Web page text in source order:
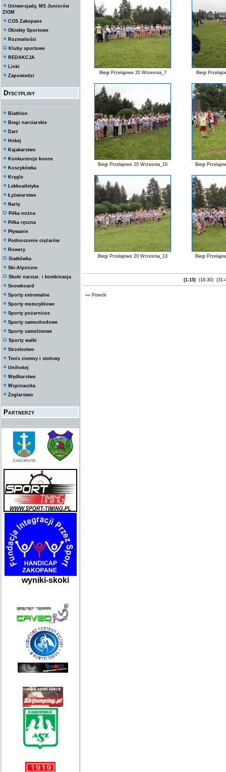
Uniwersjady, MS Juniorów
ZIOM
COS Zakopane
Obiekty Sportowe
Rozmaitości
Kluby sportowe
REDAKCJA
Linki
Zapowiedzi
Dyscypliny
Biathlon
Biegi narciarskie
Dart
Hokej
Kajakarstwo
Konkurencje konne
Koszykówka
Kręgle
Lekkoatletyka
Łyżwiarstwo
Narty
Piłka nożna
Piłka ręczna
Pływanie
Podnoszenie ciężarów
Rowery
Siatkówka
Ski-Alpinizm
Skoki narciar. i kombinacja
Snowboard
Sporty extremalne
Sporty motocyklowe
Sporty pożarnicze
Sporty samochodowe
Sporty samolotowe
Sporty walki
Strzelectwo
Tenis ziemny i stołowy
Unihokej
Wędkarstwo
Wspinaczka
Żeglarstwo
Partnerzy
wyniki-skoki
Biegi Przelajowe 20 Wrzesnia_7 Biegi
Biegi Przelajowe 20 Wrzesnia_10 Biegi
Biegi Przelajowe 20 Wrzesnia_13 Biegi
(1-15) (16-30)
«« Powrót